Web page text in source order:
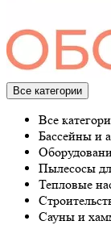
Все категории
Все
Бассейны и
Пылесосы
Тепловые
Сауны и